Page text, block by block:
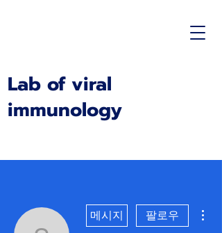
Lab of viral
immunology
메시지 팔로우